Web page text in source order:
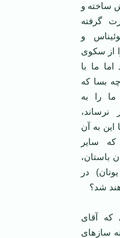
ساخته و
گرفته
و
از سکوی
اما ما با
بسا که
ما را به
این به آن
که سایر
باستان،
در
شد؟
که آقای
سازهای